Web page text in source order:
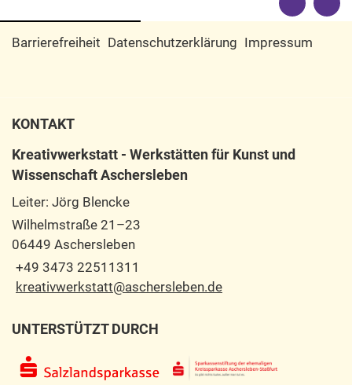
Barrierefreiheit Datenschutzerklärung Impressum
KONTAKT
Kreativwerkstatt - Werkstätten für Kunst und
Wissenschaft Aschersleben
Leiter: Jörg Blencke
Wilhelmstraße 21–23
06449 Aschersleben
+49 3473 22511311
kreativwerkstatt@aschersleben.de
UNTERSTÜTZT DURCH